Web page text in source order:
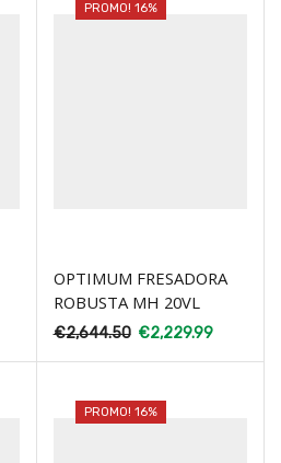
PROMO! 16%
OPTIMUM FRESADORA
ROBUSTA MH 20VL
€2,644.50 €2,229.99
PROMO! 16%